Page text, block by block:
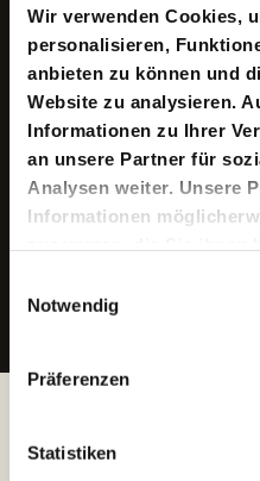
Wir verwenden Cookies,
personalisieren,
anbieten zu können und
Website zu analysieren.
Informationen zu Ihrer
an unsere Partner für
Analysen weiter. Unsere
Informationen
gesammelt haben.
Notwendig
Präferenzen
Statistiken
Sechs Besuche im Jungen
– ob sechsmal alleine oder
mit der ganzen Familie.
Spielzeit.
6er Karte JSH ab 45 €
Sie möchten eine 6er-
Dann erwerben Sie diese
Namen des*der
Die sechs Gutscheine der
SchauSpielHaus